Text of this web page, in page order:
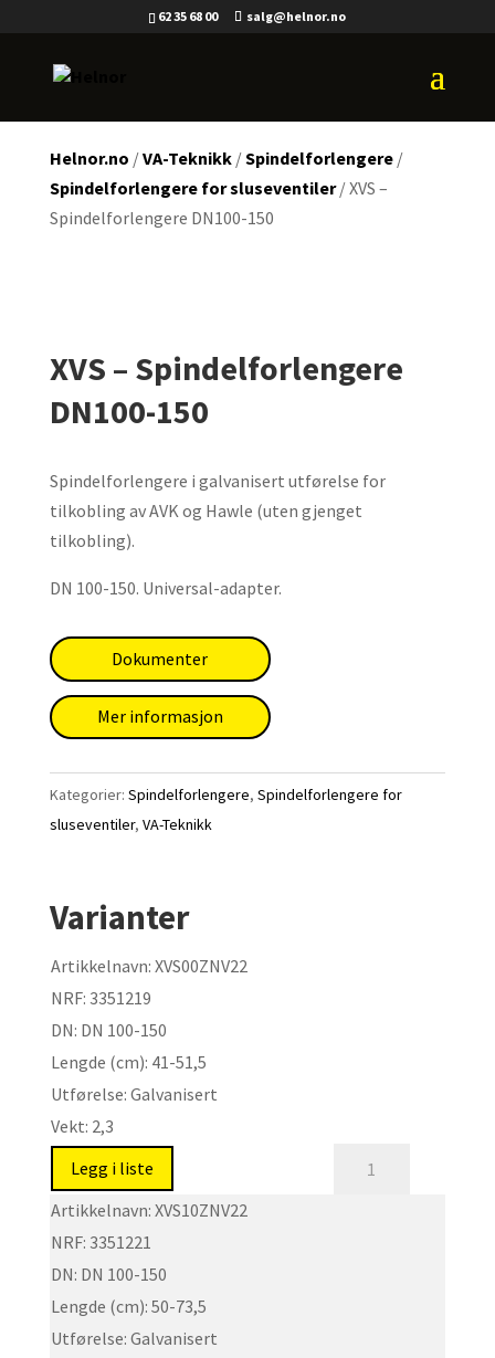
62 35 68 00 salg@helnor.no
Helnor.no /VA-Teknikk/Spindelforlengere/
Spindelforlengere for sluseventiler/ XVS –
Spindelforlengere DN100-150
XVS – Spindelforlengere
DN100-150
Spindelforlengere i galvanisert utførelse for
tilkobling av AVK og Hawle (uten gjenget
tilkobling).
DN 100-150. Universal-adapter.
Dokumenter
Mer informasjon
Kategorier: Spindelforlengere, Spindelforlengere for
sluseventiler, VA-Teknikk
Varianter
Artikkelnavn: XVS00ZNV22
NRF: 3351219
DN: DN 100-150
Lengde (cm): 41-51,5
Utførelse: Galvanisert
Vekt: 2,3
Legg i liste
Artikkelnavn: XVS10ZNV22
NRF: 3351221
DN: DN 100-150
Lengde (cm): 50-73,5
Utførelse: Galvanisert